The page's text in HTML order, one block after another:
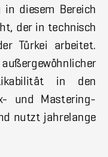
diesem Bereich
der in technisch
Türkei arbeitet.
in den
und Mastering-
nutzt jahrelange